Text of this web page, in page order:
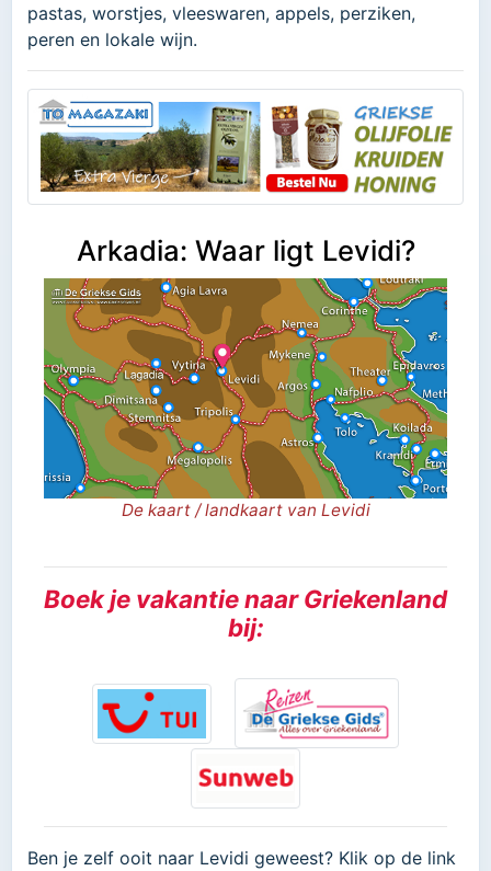
pastas, worstjes, vleeswaren, appels, perziken,
peren en lokale wijn.
Arkadia: Waar ligt Levidi?
De kaart / landkaart van Levidi
Boek je vakantie naar Griekenland
bij:
Ben je zelf ooit naar Levidi geweest? Klik op de link